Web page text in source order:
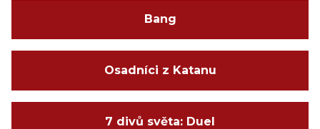
Bang
Osadníci z Katanu
7 divů světa: Duel